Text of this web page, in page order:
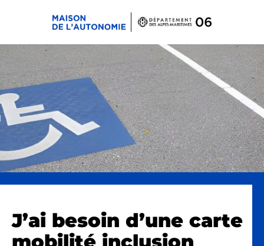
J’ai besoin d’une carte